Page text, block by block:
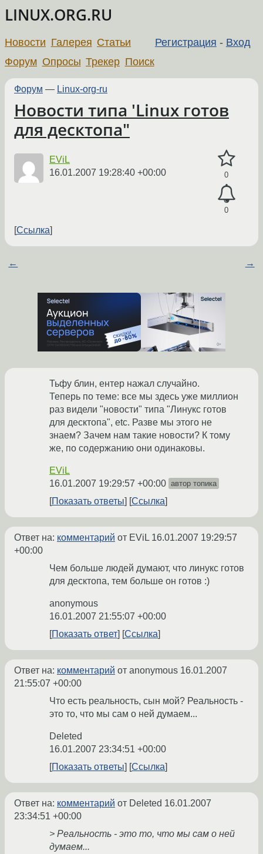
LINUX.ORG.RU
Регистрация - Вход
Новости Галерея Статьи
Форум Опросы Трекер Поиск
Форум — Linux-org-ru
Новости типа 'Linux готов
для десктопа"
0
0
EViL
16.01.2007 19:28:40 +00:00
Ссылка
← →
Тьфу блин, ентер нажал случайно.
Теперь по теме: все мы здесь уже миллион
раз видели "новости" типа "Линукс готов
для десктопа", etc. Разве мы этого не
знаем? Зачем нам такие новости? К тому
же, по содержанию они одинаковы.
EViL
16.01.2007 19:29:57 +00:00 автор топика
Показать ответы Ссылка
Ответ на: комментарий от EViL 16.01.2007 19:29:57
+00:00
Чем больше людей думают, что линукс готов
для десктопа, тем больше он готов :)
anonymous
16.01.2007 21:55:07 +00:00
Показать ответ
Ссылка
Ответ на: комментарий от anonymous 16.01.2007
21:55:07 +00:00
Что есть реальность, сын мой? Реальность -
это то, что мы сам о ней думаем...
Deleted
16.01.2007 23:34:51 +00:00
Показать ответы
Ссылка
Ответ на: комментарий от Deleted 16.01.2007
23:34:51 +00:00
> Реальность - это то, что мы сам о ней
думаем...